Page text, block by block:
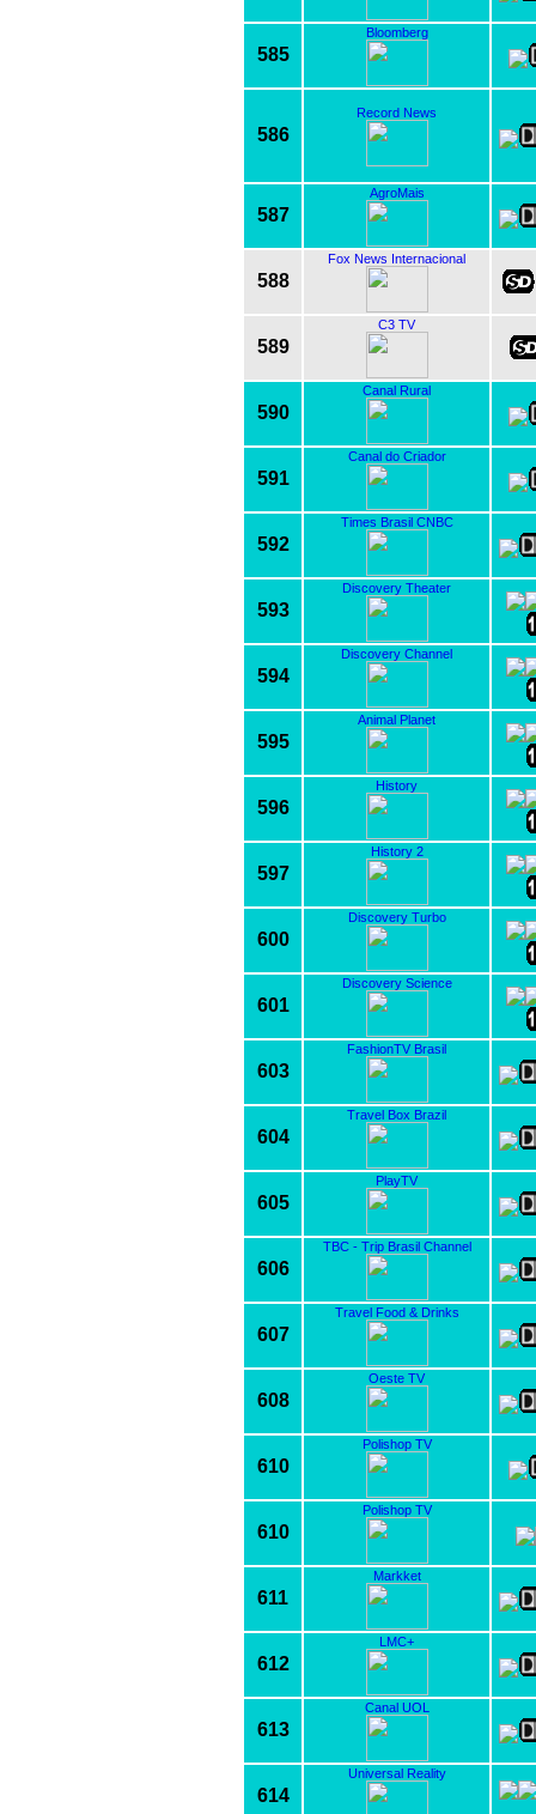
585
Bloomberg
586
Record News
587
AgroMais
588
Fox News Internacional
589
C3 TV
590
Canal Rural
591
Canal do Criador
592
Times Brasil CNBC
593
Discovery Theater
594
Discovery Channel
595
Animal Planet
596
History
597
History 2
600
Discovery Turbo
601
Discovery Science
603
FashionTV Brasil
604
Travel Box Brazil
605
PlayTV
606
TBC - Trip Brasil Channel
607
Travel Food & Drinks
608
Oeste TV
610
Polishop TV
610
Polishop TV
611
Markket
612
LMC+
613
Canal UOL
614
Universal Reality